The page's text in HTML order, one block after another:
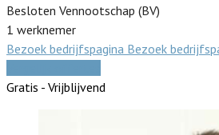
Besloten Vennootschap (BV)
1 werknemer
Bezoek bedrijfspagina Bezoek
Gratis - Vrijblijvend